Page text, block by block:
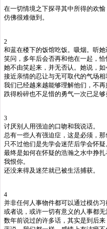
在一切情境之下探寻其中所得的欢
仿佛很难做到。
2
和蓝在楼下的饭馆吃饭。吸烟。听
笑问，多年后会否再和他在一起，
她不由笑起来，并无否认。她说，
接近亲情的忍让与无可取代的气场
我们已经越来越能够理解他们，不再
跌得粉碎也不足惜的勇气一次已足够
3
讨厌别人用强迫的口吻和我说话。
总有一些人有强迫症，这是必须，那
只不过他们是先学会迷茫后学会怀
最终是如何在怀疑的浩瀚之水中挣扎
我恨你。
还没来得及迷茫就已被生活捕获。
4
并非任何人事物件都可以通过模仿习
或者说，或许一切有意义的人事都
数年前说过的许多话，其实是到后